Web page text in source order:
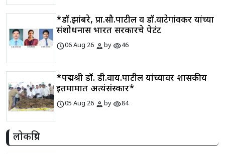
*डॉ.झांबरे, प्रा.सौ.पाटील व डॉ.वाटेगांवकर यांच्या
संशोधनास भारत सरकारचे पेटंट
schedule06 Aug 26 personbyvisibility46
*पद्मश्री डॉ. डी.वाय.पाटील यांच्यावर शासकीय
इतमामात अत्यंसंस्कार*
schedule05 Aug 26 personbyvisibility84
लोकप्रिय